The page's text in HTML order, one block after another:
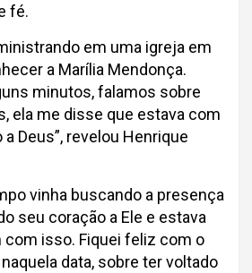
fé.
em uma igreja em
a Marília Mendonça.
minutos, falamos sobre
ela me disse que estava com
Deus”, revelou Henrique
vinha buscando a presença
seu coração a Ele e estava
isso. Fiquei feliz com o
data, sobre ter voltado